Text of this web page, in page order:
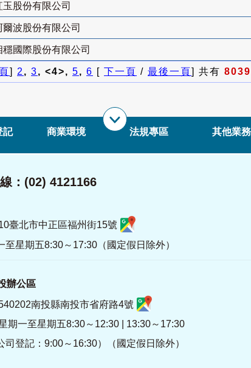
玉股份有限公司
爾波股份有限公司
穩國際股份有限公司
] 2, 3, <4>, 5, 6 [ 下一頁 / 最後一頁] 共有 8039
記 商業環境 法規專區 其他業務
：(02) 4121166
臺北市中正區福州街15號
至星期五8:30～17:30（國定假日除外）
辦公區
南投縣南投市省府路4號
期一至星期五8:30～12:30 | 13:30～17:30
司登記：9:00～16:30）（國定假日除外）